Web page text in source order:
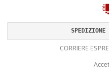
CORRIERE